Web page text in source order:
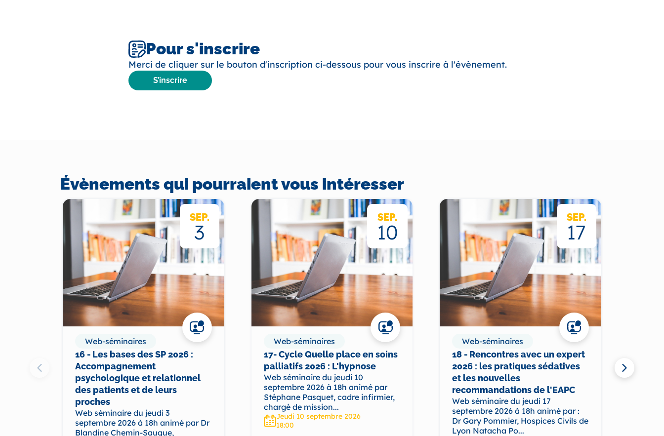
Pour s'inscrire
Merci de cliquer sur le bouton d'inscription ci-dessous pour vous inscrire à l'évènement.
S’inscrire
Évènements qui pourraient vous intéresser
SEP.
3
Web-séminaires
16 - Les bases des SP 2026 :
Accompagnement
psychologique et relationnel
des patients et de leurs
proches
Web séminaire du jeudi 3
septembre 2026 à 18h animé par Dr
Blandine Chemin-Sauque,
SEP.
10
Web-séminaires
17- Cycle Quelle place en soins
palliatifs 2026 : L'hypnose
Web séminaire du jeudi 10
septembre 2026 à 18h animé par
Stéphane Pasquet, cadre infirmier,
chargé de mission...
Jeudi 10 septembre 2026
18:00
SEP.
17
Web-séminaires
18 - Rencontres avec un expert
2026 : les pratiques sédatives
et les nouvelles
recommandations de l'EAPC
Web séminaire du jeudi 17
septembre 2026 à 18h animé par :
Dr Gary Pommier, Hospices Civils de
Lyon Natacha Po...